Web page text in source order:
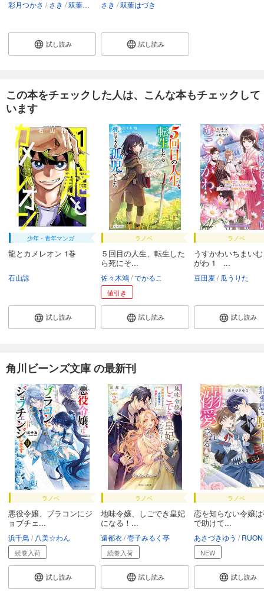
彩月つかさ さき 双葉はづき
試し読み
さき 双葉はづき
試し読み
この本をチェックした人は、こんな本もチェックして
います
少年・青年マンガ
龍とカメレオン 1巻
石山諒
試し読み
ラノベ
５回目の人生、転生した
ら死にそ...
佐々木鴻 でかるこ
値引き
試し読み
ラノベ
うすかわいちまい
がわ 1 ...
豆田麦 瓜うりた
試し読み
角川ビーンズ文庫 の最新刊
ラノベ
悪役令嬢、ブラコンにジ
ョブチェ...
浜千鳥 八美☆わん
続巻入荷
試し読み
ラノベ
地味令嬢、しごでき皇妃
になる！...
遠都衣 壱子みるく亭
続巻入荷
試し読み
ラノベ
恋を知らない令嬢
で助けて...
あさづきゆう RUON
NEW
試し読み